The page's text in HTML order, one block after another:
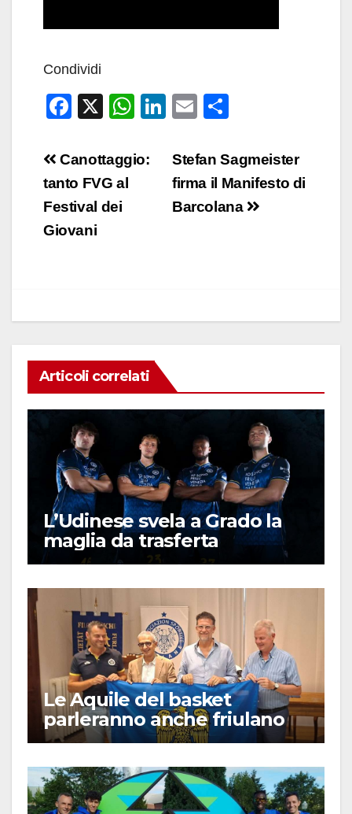
Condividi
F
c
e
b
o
X
W
at
Li
k
e
dI
E
ail n
di
vi
Navigazione
articoli
Stefan Sagmeister
firma il Manifesto di
Barcolana
Canottaggio:
tanto FVG al
Festival dei
Giovani
Articoli correlati
L’Udinese svela a Grado la
maglia da trasferta
Le Aquile del basket
parleranno anche friulano